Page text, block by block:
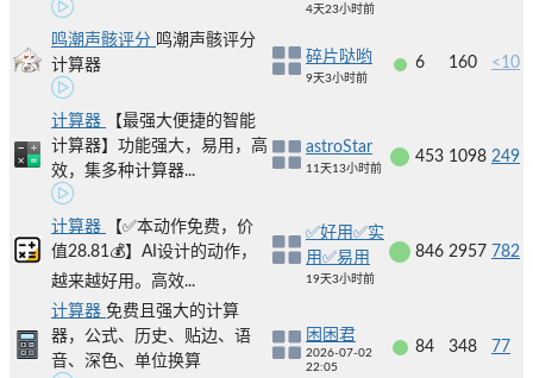
4天23小时前
鸣潮声骸评分 鸣潮声骸评分
计算器
碎片哒哟
9天3小时前
6 160 <10
计算器
【最强大便捷的智能
计算器】功能强大，易用，高
效，集多种计算器...
astroStar
11天13小时前
453 1098 249
计算器
【✅本动作免费，价
值28.81💰】AI设计的动作，
越来越好用。高效...
✅好用✅实
用✅易用
19天3小时前
846 2957 782
计算器 免费且强大的计算
器，公式、历史、贴边、语
音、深色、单位换算
困困君
2026-07-02
22:05
84 348 77